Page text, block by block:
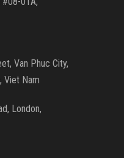
Van Phuc City,
Viet Nam
London,